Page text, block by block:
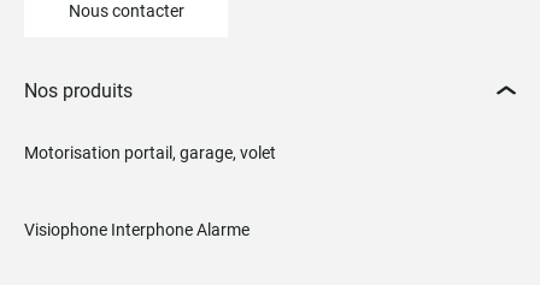
Nous contacter
Nos produits
Motorisation portail, garage, volet
Visiophone Interphone Alarme